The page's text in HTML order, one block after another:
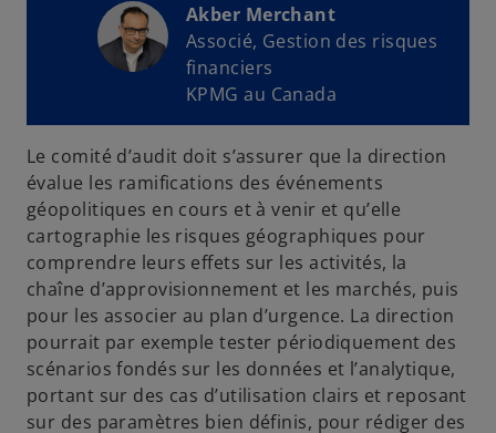
Akber Merchant
Associé, Gestion des risques
financiers
KPMG au Canada
Le comité d’audit doit s’assurer que la direction
évalue les ramifications des événements
géopolitiques en cours et à venir et qu’elle
cartographie les risques géographiques pour
comprendre leurs effets sur les activités, la
chaîne d’approvisionnement et les marchés, puis
pour les associer au plan d’urgence. La direction
pourrait par exemple tester périodiquement des
scénarios fondés sur les données et l’analytique,
portant sur des cas d’utilisation clairs et reposant
sur des paramètres bien définis, pour rédiger des